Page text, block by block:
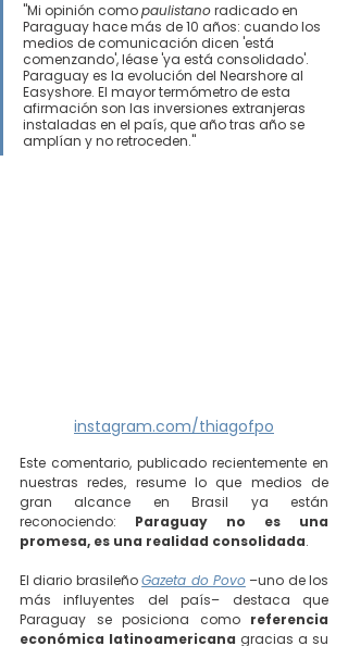
"Mi opinión como paulistano radicado en
Paraguay hace más de 10 años: cuando los
medios de comunicación dicen 'está
comenzando', léase 'ya está consolidado'.
Paraguay es la evolución del Nearshore al
Easyshore. El mayor termómetro de esta
afirmación son las inversiones extranjeras
instaladas en el país, que año tras año se
amplían y no retroceden."
instagram.com/thiagofpo
Este comentario, publicado recientemente en
nuestras redes, resume lo que medios de
gran alcance en Brasil ya están
reconociendo: Paraguay no es una
promesa, es una realidad consolidada.
El diario brasileño Gazeta do Povo –uno de los
más influyentes del país– destaca que
Paraguay se posiciona como referencia
económica latinoamericana gracias a su